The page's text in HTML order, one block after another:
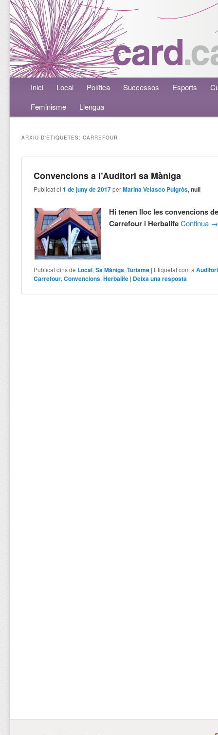
Menú principalAneu al contingut principal
Aneu al contingut secundari
Inici Local Política Successos Esports
Feminisme
Llengua
ARXIU D'ETIQUETES:CARREFOUR
Convencions a l’Auditori sa Màniga
Publicat el1 de juny de 2017 perMarina Velasco Puigròs, null
Hi tenen lloc les convencions
Carrefour i Herbalife Continua →
Publicat dins de Local,Sa Màniga,Turisme | Etiquetat com a
Carrefour,Convencions,Herbalife | Deixa una resposta